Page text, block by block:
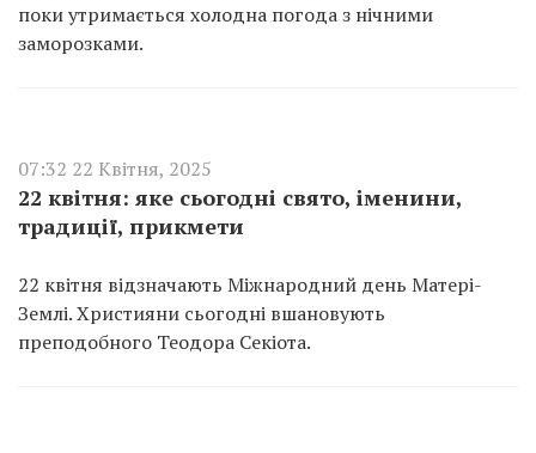
поки утримається холодна погода з нічними
заморозками.
07:32 22 Квітня, 2025
22 квітня: яке сьогодні свято, іменини,
традиції, прикмети
22 квітня відзначають Міжнародний день Матері-
Землі. Християни сьогодні вшановують
преподобного Теодора Секіота.